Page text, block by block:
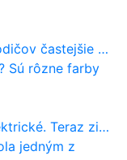
než staré halogény
Sú rôzne farby
nový osemvalcový motor
jedným z